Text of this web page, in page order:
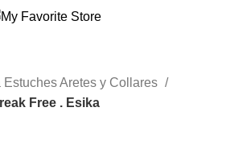
Estuches Aretes y Collares
Free . Esika